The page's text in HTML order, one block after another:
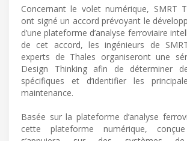
Concernant le volet numérique, SMRT
ont signé un accord prévoyant le
d’une plateforme d’analyse ferroviaire
de cet accord, les ingénieurs de
experts de Thales organiseront une
Design Thinking afin de déterminer
spécifiques et d’identifier les
maintenance.
Basée sur la plateforme d’analyse
cette plateforme numérique,